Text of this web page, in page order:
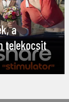
a
telekocsit